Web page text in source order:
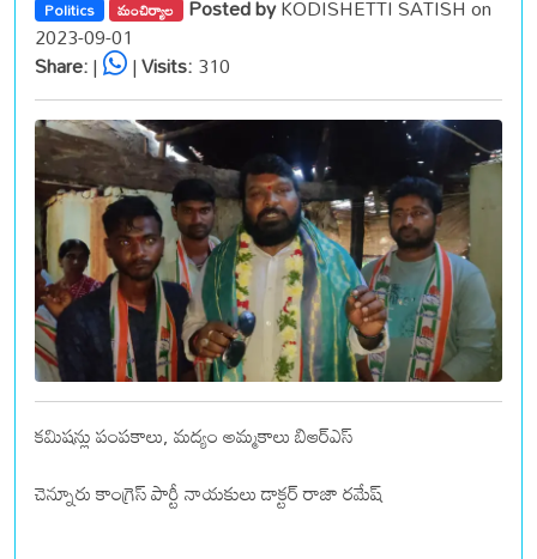
Politics మంచిర్యాల Posted byKODISHETTI SATISH on
2023-09-01
Share:| |Visits:310
కమిషన్లు పంపకాలు, మద్యం అమ్మకాలు బిఆర్ఎస్
చెన్నూరు కాంగ్రెస్ పార్టీ నాయకులు డాక్టర్ రాజా రమేష్